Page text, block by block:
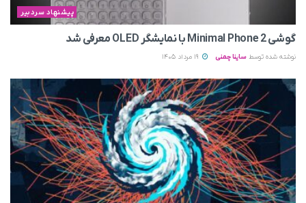
پیشنهاد سردبیر
گوشی Minimal Phone 2 با نمایشگر OLED معرفی شد
نوشته شده توسط ساینا چمنی